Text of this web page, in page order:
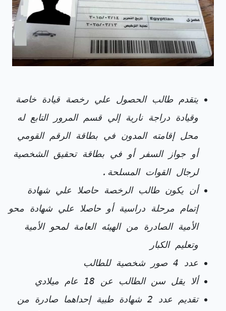
يتقدم طالب الحصول علي رخصة قيادة خاصة
وقيادة دراجة نارية إلي قسم المرور التابع له
محل إقامته المدون في بطاقة الرقم القومي
أو جواز السفر أو في بطاقة تحقيق الشخصية
لرجال القوات المسلحة.
أن يكون طالب الرخصة حاصلا علي شهادة
إتمام مرحلة دراسية أو حاصلا علي شهادة محو
الأمية الصادرة من الهيئه العامة لمحو الأمية
وتعليم الكبار
عدد 4 صور شخصية للطالب
ألا يقل سن الطالب عن 18 عام ميلادي
تقديم عدد 2 شهادة طبية إحداهما صادرة من